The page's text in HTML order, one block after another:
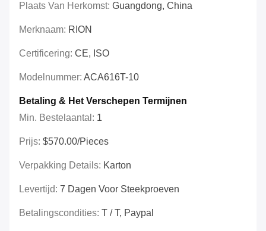
Plaats Van Herkomst: Guangdong, China
Merknaam: RION
Certificering: CE, ISO
Modelnummer: ACA616T-10
Betaling & Het Verschepen Termijnen
Min. Bestelaantal: 1
Prijs: $570.00/Pieces
Verpakking Details: Karton
Levertijd: 7 Dagen Voor Steekproeven
Betalingscondities: T / T, Paypal